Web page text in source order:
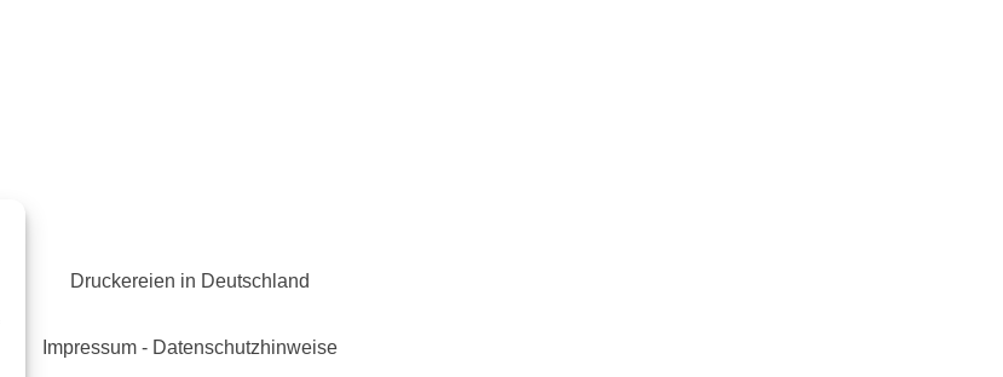
Druckereien in Deutschland
Impressum - Datenschutzhinweise